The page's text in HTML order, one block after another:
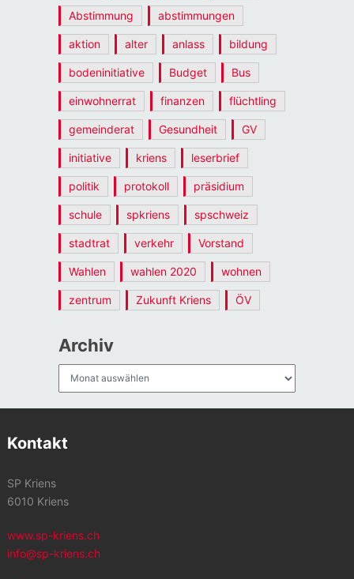
Abstimmung abstimmungen
aktion alter anlass bildung
bodeninitiative Budget Bus
einwohnerrat finanzen flüchtling
gemeinderat Gesundheit GV
initiative kriens leserbrief
politik protokoll präsidium
schule spkriens spschweiz
stadtrat verkehr Vorstand
Wahlen wahlen 2020 wohnen
zentrum Zukunft Kriens ÖV
Archiv
Kontakt
SP Kriens
6010 Kriens
www.sp-kriens.ch
info@sp-kriens.ch